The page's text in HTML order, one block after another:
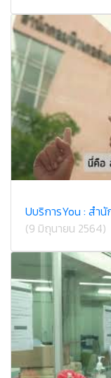
U​บริการ​You : สำ
(9 มิถุนายน 2564)